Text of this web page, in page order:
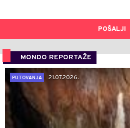
POŠALJI
MONDO REPORTAŽE
PUTOVANJA
21.07.2026.